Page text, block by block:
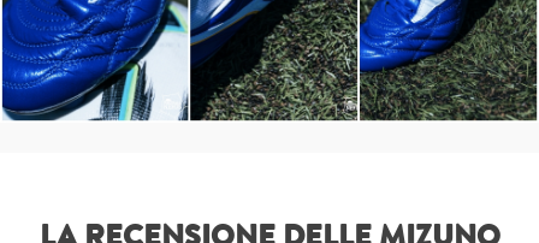
Accessori
Magazine Roba Da Nerds